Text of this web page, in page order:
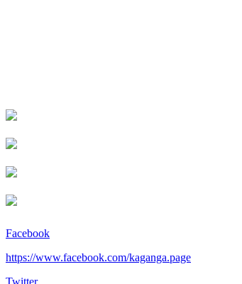
Facebook
https://www.facebook.com/kaganga.page
Twitter